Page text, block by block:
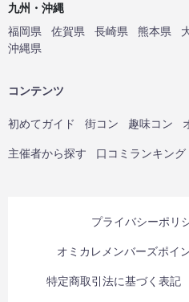
九州・沖縄
福岡県
佐賀県 長崎県 熊本県
沖縄県
コンテンツ
初めてガイド 街コン 趣味コン
主催者から探す 口コミランキング
プライバシーポリ
オミカレメンバーズポイ
特定商取引法に基づく表記